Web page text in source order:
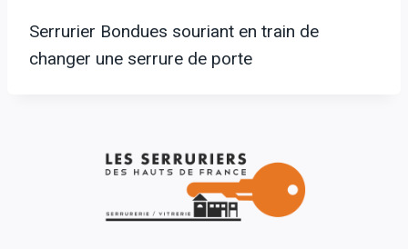
Serrurier Bondues souriant en train de
changer une serrure de porte